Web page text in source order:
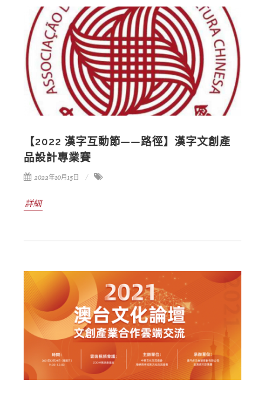
【2022 漢字互動節——路徑】漢字文創產
品設計專業賽
2022年10月15日
詳細